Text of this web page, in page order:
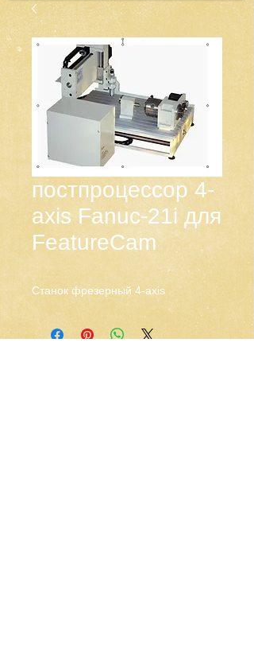
постпроцессор 4-
axis Fanuc-21i для
FeatureCam
Станок фрезерный 4-axis